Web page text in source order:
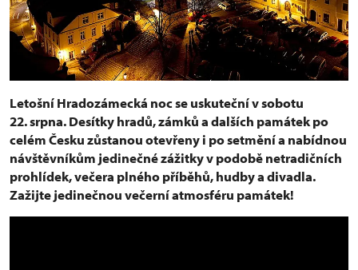
Letošní Hradozámecká noc se uskuteční v sobotu
22. srpna. Desítky hradů, zámků a dalších památek po
celém Česku zůstanou otevřeny i po setmění a nabídnou
návštěvníkům jedinečné zážitky v podobě netradičních
prohlídek, večera plného příběhů, hudby a divadla.
Zažijte jedinečnou večerní atmosféru památek!